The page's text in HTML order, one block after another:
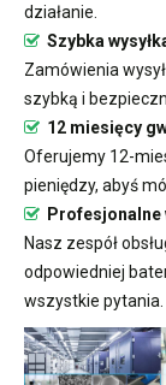
działanie.
Szybka
Zamówienia
szybką i
12 miesięcy
Oferujemy 12-
pieniędzy, abyś
Profesjonalne
Nasz zespół
odpowiedniej
wszystkie pytania.